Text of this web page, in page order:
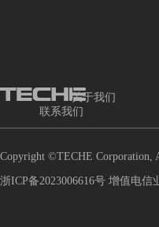
关于我们
联系我们
Copyright ©TECHE Corporation,
浙ICP备2023006616号 增值电信